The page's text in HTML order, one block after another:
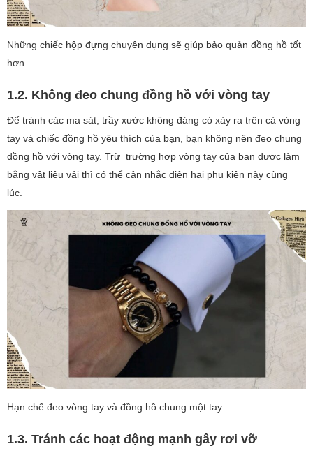
Những chiếc hộp đựng chuyên dụng sẽ giúp bảo quản đồng hồ tốt
hơn
1.2. Không đeo chung đồng hồ với vòng tay
Để tránh các ma sát, trầy xước không đáng có xảy ra trên cả vòng
tay và chiếc đồng hồ yêu thích của bạn, bạn không nên đeo chung
đồng hồ với vòng tay. Trừ trường hợp vòng tay của bạn được làm
bằng vật liệu vải thì có thể cân nhắc diện hai phụ kiện này cùng
lúc.
Hạn chế đeo vòng tay và đồng hồ chung một tay
1.3. Tránh các hoạt động mạnh gây rơi vỡ